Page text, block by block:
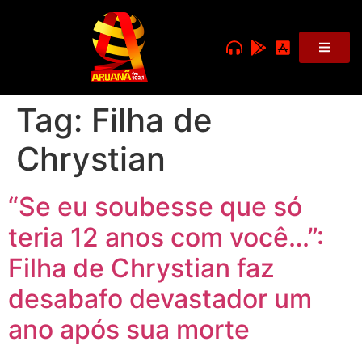
Tag: Filha de
Chrystian
“Se eu soubesse que só
teria 12 anos com você…”:
Filha de Chrystian faz
desabafo devastador um
ano após sua morte